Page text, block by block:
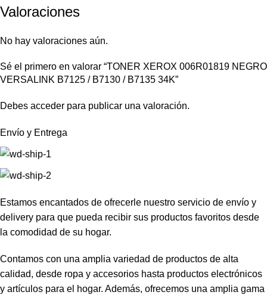
Valoraciones
No hay valoraciones aún.
Sé el primero en valorar “TONER XEROX 006R01819 NEGRO
VERSALINK B7125 / B7130 / B7135 34K”
Debes acceder para publicar una valoración.
Envío y Entrega
Estamos encantados de ofrecerle nuestro servicio de envío y
delivery para que pueda recibir sus productos favoritos desde
la comodidad de su hogar.
Contamos con una amplia variedad de productos de alta
calidad, desde ropa y accesorios hasta productos electrónicos
y artículos para el hogar. Además, ofrecemos una amplia gama